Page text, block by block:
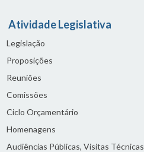
Atividade Legislativa
Legislação
Proposições
Reuniões
Comissões
Ciclo Orçamentário
Homenagens
Audiências Públicas, Visitas Técnicas